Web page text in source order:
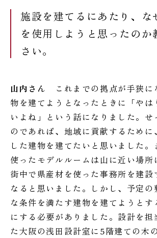
施設を建てるにあたり、な
を使用しようと思ったのか
さい。
山内さん
これまでの拠点が手狭に
物を建てようとなったときに「やは
いよね」という話になりました。せ
のであれば、地域に貢献するために
した建物を建てたいと思いました。
使ったモデルルームは山に近い場所
街中で県産材を使った事務所を建設
なると思いました。しかし、予定の
な条件を満たす建物を建てようとす
にする必要がありました。設計を担
た大阪の浅田設計室に5階建ての木